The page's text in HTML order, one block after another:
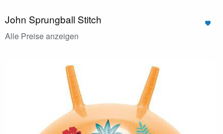
John Sprungball Stitch
Alle Preise anzeigen